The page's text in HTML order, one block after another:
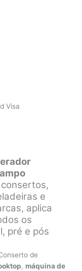
Visa
e
aplica
os
pré e pós
de
, máquina de